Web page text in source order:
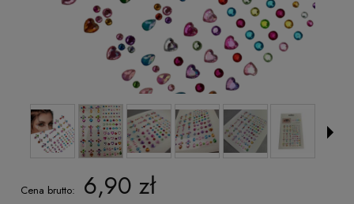
Cena brutto: 6,90 zł